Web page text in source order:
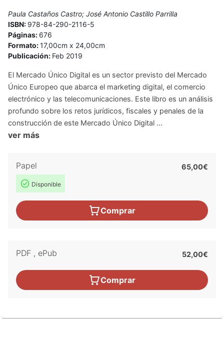
Paula Castaños Castro; José Antonio Castillo Parrilla
ISBN: 978-84-290-2116-5
Páginas: 676
Formato:17,00cm x 24,00cm
Publicación: Feb 2019
El Mercado Único Digital es un sector previsto del Mercado
Único Europeo que abarca el marketing digital, el comercio
electrónico y las telecomunicaciones. Este libro es un análisis
profundo sobre los retos jurídicos, fiscales y penales de la
construcción de este Mercado Único Digital ...
ver más
Papel
Disponible
65,00€
Comprar
PDF , ePub 52,00€
Comprar